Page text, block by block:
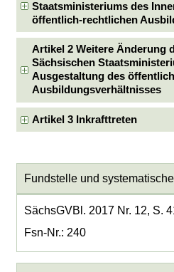
Staatsministeriums des
öffentlich-rechtlichen
Artikel 2 Weitere Änderung
Sächsischen
Ausgestaltung des
Ausbildungsverhältnisses
Artikel 3 Inkrafttreten
Fundstelle und
SächsGVBl. 2017 Nr. 12, S.
Fsn-Nr.: 240